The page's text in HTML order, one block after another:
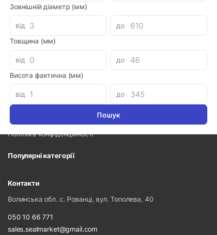
Зовнішній діаметр (мм)
від
до
Товщина (мм)
від
до
Висота фактична (мм)
від до
Інформація
Про компанію
Доставка і оплата
Політика конфіденційності
Популярні категорії
Контакти
Волинська обл. с. Рованці, вул. Тополева, 40
050 10 66 771
sales.sealmarket@gmail.com